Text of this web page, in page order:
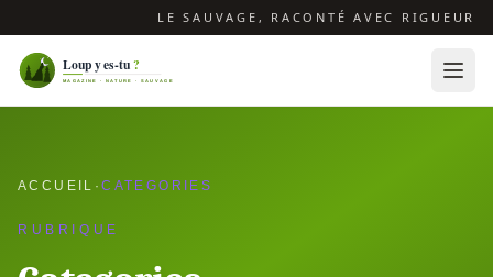
LE SAUVAGE, RACONTÉ AVEC RIGUEUR
ACCUEIL ·CATEGORIES
RUBRIQUE